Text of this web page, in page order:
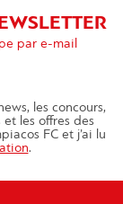
par e-mail
les concours,
les offres des
FC et j’ai lu
.